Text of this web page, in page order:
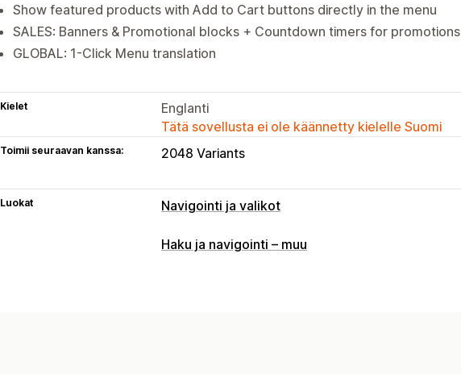
Show featured products with Add to Cart buttons directly in the menu
SALES: Banners & Promotional blocks + Countdown timers for promotions
GLOBAL: 1-Click Menu translation
Kielet
Englanti
Tätä sovellusta ei ole käännetty kielelle Suomi
Toimii seuraavan kanssa: 2048 Variants
Luokat Navigointi ja valikot
Valikon tyyli
Haku ja navigointi – muu